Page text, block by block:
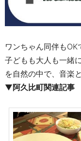
ワンちゃん同伴もOK
子どもも大人も一緒
を自然の中で、音楽
▼阿久比町関連記事